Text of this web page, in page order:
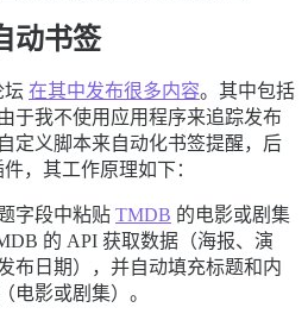
动书签
坛 在其中发布很多内容。其中包括
于我不使用应用程序来追踪发布
定义脚本来自动化书签提醒，后
，其工作原理如下：
字段中粘贴 TMDB 的电影或剧集
的 API 获取数据（海报、演
布日期），并自动填充标题和内
电影或剧集）。